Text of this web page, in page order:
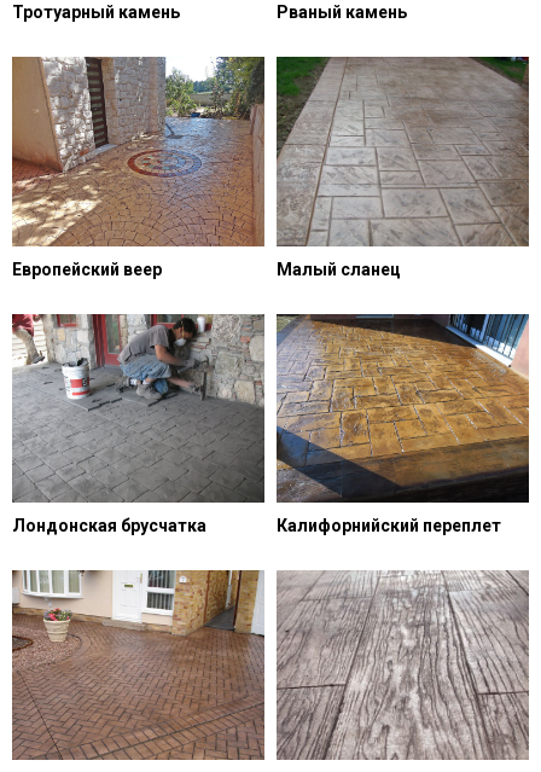
Тротуарный камень Рваный камень
Европейский веер Малый сланец
Лондонская брусчатка Калифорнийский переплет